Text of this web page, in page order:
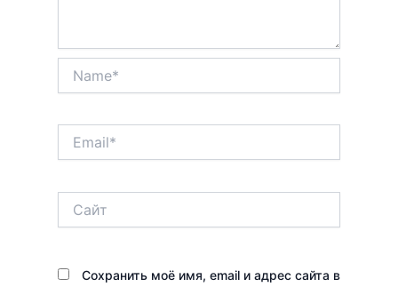
Сохранить моё имя, email и адрес сайта в